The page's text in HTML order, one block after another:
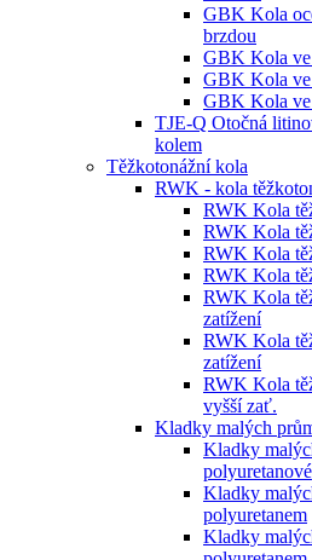
GBK Kola
brzdou
GBK Kola ve
GBK Kola ve
GBK Kola ve
TJE-Q Otočná
kolem
Těžkotonážní kola
RWK - kola
RWK Kola
RWK Kola
RWK Kola
RWK Kola
RWK Kola
zatížení
RWK Kola
zatížení
RWK Kola
vyšší zať.
Kladky malých
Kladky
polyuretanové
Kladky
polyuretanem
Kladky